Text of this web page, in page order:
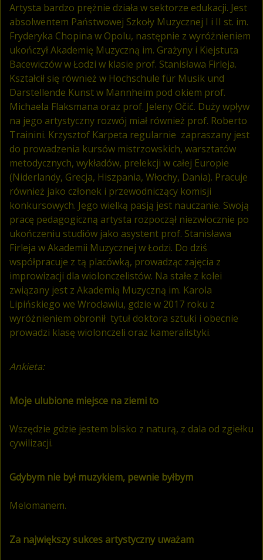
Artysta bardzo prężnie działa w sektorze edukacji. Jest
absolwentem Państwowej Szkoły Muzycznej I i II st. im.
Fryderyka Chopina w Opolu, następnie z wyróżnieniem
ukończył Akademię Muzyczną im. Grażyny i Kiejstuta
Bacewiczów w Łodzi w klasie prof. Stanisława Firleja.
Kształcił się również w Hochschule für Musik und
Darstellende Kunst w Mannheim pod okiem prof.
Michaela Flaksmana oraz prof. Jeleny Očić. Duży wpływ
na jego artystyczny rozwój miał również prof. Roberto
Trainini. Krzysztof Karpeta regularnie zapraszany jest
do prowadzenia kursów mistrzowskich, warsztatów
metodycznych, wykładów, prelekcji w całej Europie
(Niderlandy, Grecja, Hiszpania, Włochy, Dania). Pracuje
również jako członek i przewodniczący komisji
konkursowych. Jego wielką pasją jest nauczanie. Swoją
pracę pedagogiczną artysta rozpoczął niezwłocznie po
ukończeniu studiów jako asystent prof. Stanisława
Firleja w Akademii Muzycznej w Łodzi. Do dziś
współpracuje z tą placówką, prowadząc zajęcia z
improwizacji dla wiolonczelistów. Na stałe z kolei
związany jest z Akademią Muzyczną im. Karola
Lipińskiego we Wrocławiu, gdzie w 2017 roku z
wyróżnieniem obronił tytuł doktora sztuki i obecnie
prowadzi klasę wiolonczeli oraz kameralistyki.
Ankieta:
Moje ulubione miejsce na ziemi to
Wszędzie gdzie jestem blisko z naturą, z dala od zgiełku
cywilizacji.
Gdybym nie był muzykiem, pewnie byłbym
Melomanem.
Za największy sukces artystyczny uważam